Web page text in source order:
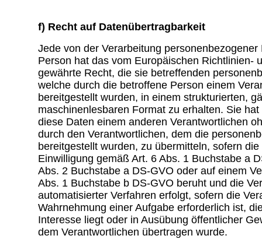
f) Recht auf Datenübertragbarkeit
Jede von der Verarbeitung personenbezogener
Person hat das vom Europäischen Richtlinien-
gewährte Recht, die sie betreffenden
welche durch die betroffene Person einem
bereitgestellt wurden, in einem strukturierten,
maschinenlesbaren Format zu erhalten. Sie
diese Daten einem anderen Verantwortlichen
durch den Verantwortlichen, dem die
bereitgestellt wurden, zu übermitteln, sofern
Einwilligung gemäß Art. 6 Abs. 1 Buchstabe a
Abs. 2 Buchstabe a DS-GVO oder auf einem
Abs. 1 Buchstabe b DS-GVO beruht und die
automatisierter Verfahren erfolgt, sofern die
Wahrnehmung einer Aufgabe erforderlich ist,
Interesse liegt oder in Ausübung öffentlicher
dem Verantwortlichen übertragen wurde.